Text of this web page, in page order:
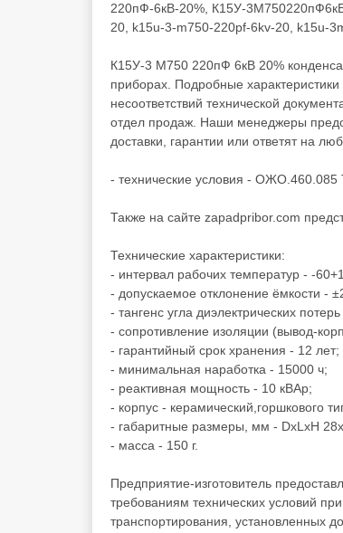
220пФ-6кВ-20%, К15У-
20, k15u-3-m750-220pf-6kv-20, k15u-
К15У-3 М750 220пФ 6кВ 20%
приборах. Подробные
несоответствий технической
отдел продаж. Наши менеджеры
доставки, гарантии или ответят на
- технические условия - ОЖО.460.085
Также на сайте zapadpribor.com
Технические характеристики:
- интервал рабочих температур - -
- допускаемое отклонение ёмкости -
- тангенс угла диэлектрических
- сопротивление изоляции (вывод-
- гарантийный срок хранения - 12 лет;
- минимальная наработка - 15000 ч;
- реактивная мощность - 10 кВАр;
- корпус - керамический,горшкового
- габаритные размеры, мм - DхLхH
- масса - 150 г.
Предприятие-изготовитель
требованиям технических условий
транспортирования, установленных